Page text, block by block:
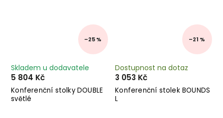
–25 %
Konferenční stolky DOUBLE
světlé
Skladem u dodavatele
5 804 Kč
–21 %
Konferenční stolek BOUNDS
L
Dostupnost na dotaz
3 053 Kč